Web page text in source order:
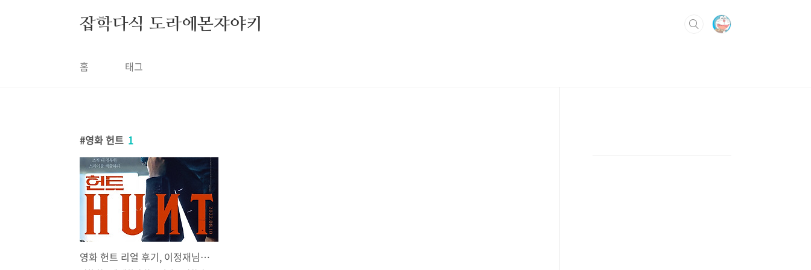
잡학다식 도라에몬쟈야키
홈 태그
영화 헌트 1
영화 헌트 리얼 후기, 이정재님은 연기도 잘하고 감독도 잘하고